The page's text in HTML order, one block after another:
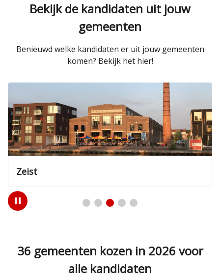
Bekijk de kandidaten uit jouw
gemeenten
Benieuwd welke kandidaten er uit jouw gemeenten
komen? Bekijk het hier!
Zeist
Play
/
36 gemeenten kozen in 2026 voor
alle kandidaten